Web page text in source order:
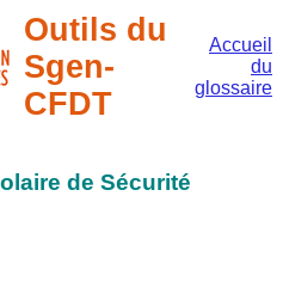
Outils du
Sgen-
CFDT
Accueil
du
glossaire
de Sécurité